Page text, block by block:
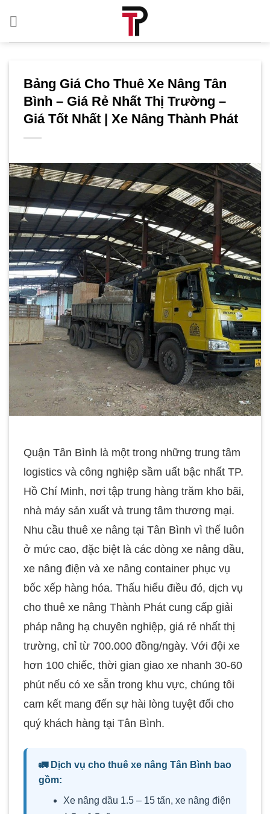
Bảng Giá Cho Thuê Xe Nâng Tân
Bình – Giá Rẻ Nhất Thị Trường –
Giá Tốt Nhất | Xe Nâng Thành Phát
Quận Tân Bình là một trong những trung tâm
logistics và công nghiệp sầm uất bậc nhất TP.
Hồ Chí Minh, nơi tập trung hàng trăm kho bãi,
nhà máy sản xuất và trung tâm thương mại.
Nhu cầu thuê xe nâng tại Tân Bình vì thế luôn
ở mức cao, đặc biệt là các dòng xe nâng dầu,
xe nâng điện và xe nâng container phục vụ
bốc xếp hàng hóa. Thấu hiểu điều đó, dịch vụ
cho thuê xe nâng Thành Phát cung cấp giải
pháp nâng hạ chuyên nghiệp, giá rẻ nhất thị
trường, chỉ từ 700.000 đồng/ngày. Với đội xe
hơn 100 chiếc, thời gian giao xe nhanh 30-60
phút nếu có xe sẵn trong khu vực, chúng tôi
cam kết mang đến sự hài lòng tuyệt đối cho
quý khách hàng tại Tân Bình.
🚛 Dịch vụ cho thuê xe nâng Tân Bình bao
gồm:
Xe nâng dầu 1.5 – 15 tấn, xe nâng điện